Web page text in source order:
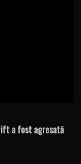
a fost agresată